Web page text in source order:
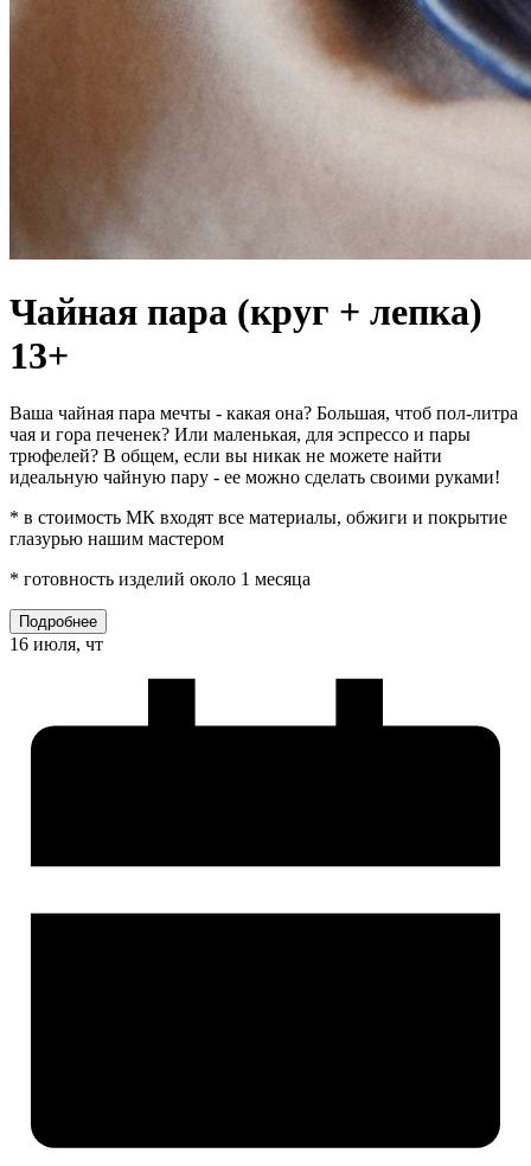
Чайная пара (круг + лепка)
13+
Ваша чайная пара мечты - какая она? Большая, чтоб пол-литра
чая и гора печенек? Или маленькая, для эспрессо и пары
трюфелей? В общем, если вы никак не можете найти
идеальную чайную пару - ее можно сделать своими руками!
* в стоимость МК входят все материалы, обжиги и покрытие
глазурью нашим мастером
* готовность изделий около 1 месяца
Подробнее
16 июля, чт